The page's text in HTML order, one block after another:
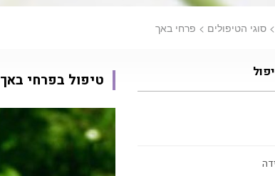
> סוגי הטיפולים > פרחי באך
טיפול בפרחי באך